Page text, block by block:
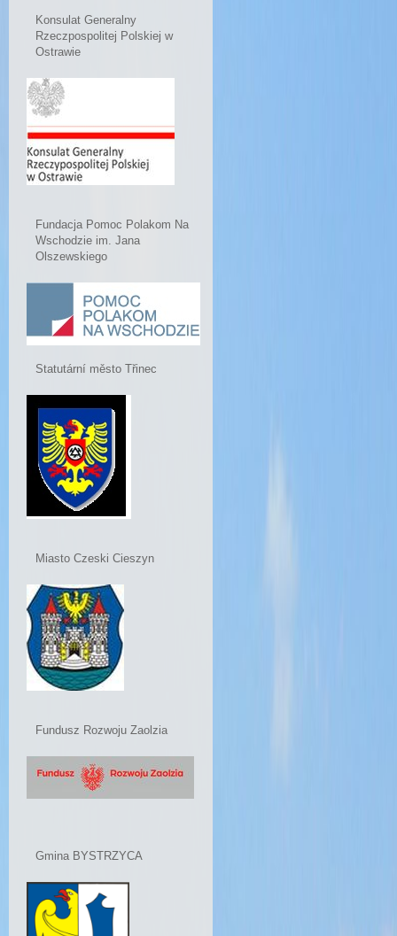
Konsulat Generalny
Rzeczpospolitej Polskiej w
Ostrawie
Fundacja Pomoc Polakom Na
Wschodzie im. Jana
Olszewskiego
Statutární město Třinec
Miasto Czeski Cieszyn
Fundusz Rozwoju Zaolzia
Gmina BYSTRZYCA